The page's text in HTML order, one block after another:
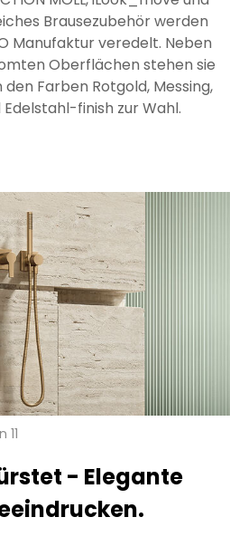
Brausezubehör werden
Manufaktur veredelt. Neben
Oberflächen stehen sie
Farben Rotgold, Messing,
finish zur Wahl.
11
- Elegante